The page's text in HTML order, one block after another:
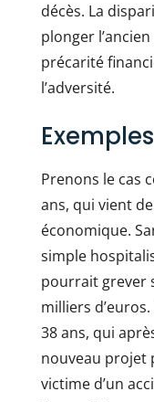
décès. La
plonger
précarité
l’adversité.
Prenons le cas
ans, qui vient
économique.
simple
pourrait grever
milliers
38 ans, qui
nouveau projet
victime d’un